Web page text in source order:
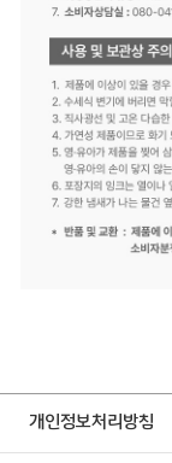
개인정보처리방침